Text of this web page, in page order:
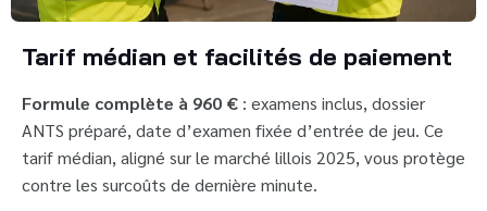
Tarif médian et facilités de paiement
Formule complète à 960 € : examens inclus, dossier
ANTS préparé, date d’examen fixée d’entrée de jeu. Ce
tarif médian, aligné sur le marché lillois 2025, vous protège
contre les surcoûts de dernière minute.